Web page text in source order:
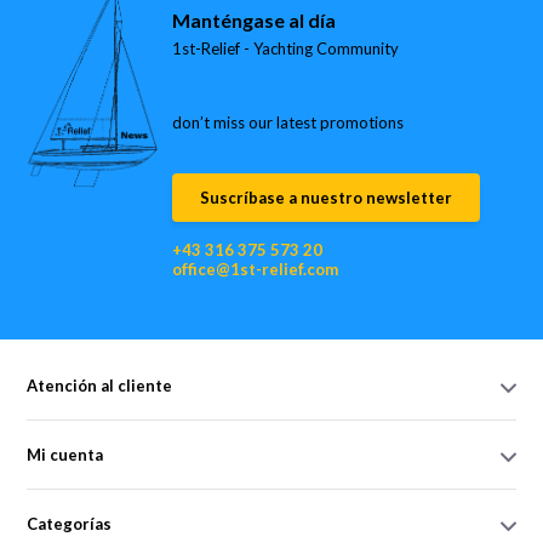
Manténgase al día
1st-Relief - Yachting Community
don’t miss our latest promotions
Suscríbase a nuestro newsletter
+43 316 375 573 20
office@1st-relief.com
Atención al cliente
Mi cuenta
Categorías